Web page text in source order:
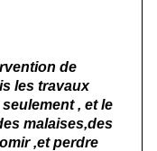
de
les travaux
, et le
malaises,des
,et perdre